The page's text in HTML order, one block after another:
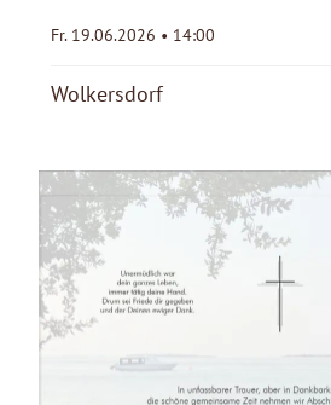
Fr. 19.06.2026 • 14:00
Wolkersdorf